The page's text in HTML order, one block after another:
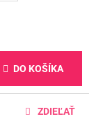
DO KOŠÍKA
ZDIEĽAŤ